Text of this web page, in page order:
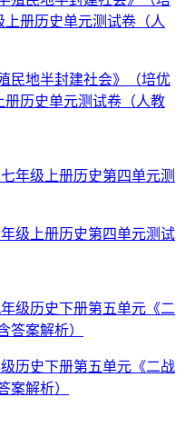
民地半封建社会》（培优
册历史单元测试卷（人教
级上册历史第四单元测试
历史下册第五单元《二战
案解析）